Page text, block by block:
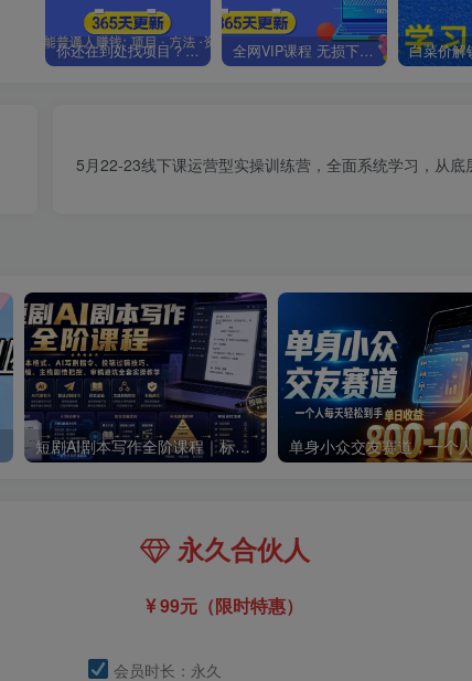
你还在到处找项目？还在当韭菜？我靠卖项目一个月收入5万+，曾经我也是个失败者。 全网VIP课程 无损下载~.~
5月22-23线下课运营型实操训练营，全面系统学习，从底
短剧AI剧本写作全阶课程｜标准剧本格式、AI写剧指令、投稿过稿技巧、网文改编、主线剧情把控、审稿避坑全套实操教学
永久合伙人
99元（限时特惠）
会员时长：永久